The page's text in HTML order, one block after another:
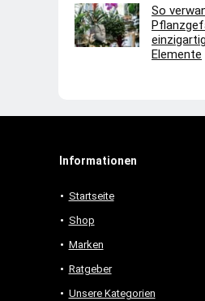
So
Elemente
Informationen
Startseite
Shop
Marken
Ratgeber
Unsere Kategorien